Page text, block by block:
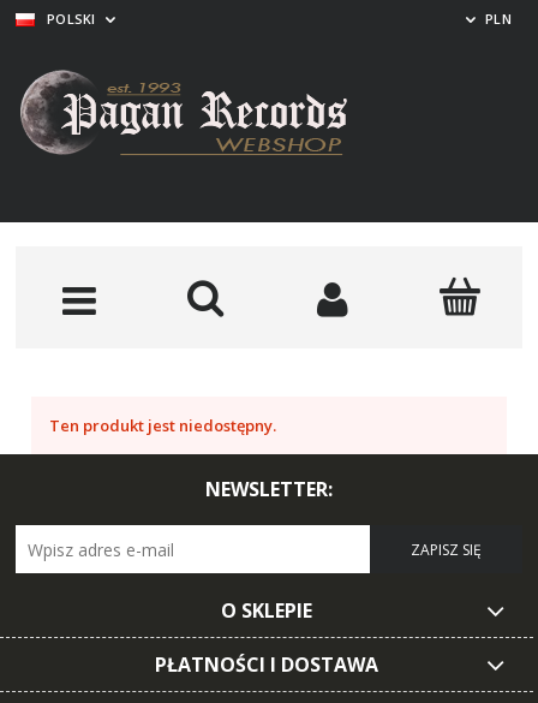
POLSKI PLN
Ten produkt jest niedostępny.
NEWSLETTER:
ZAPISZ SIĘ
O SKLEPIE
PŁATNOŚCI I DOSTAWA